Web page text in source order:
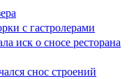
с гастролерами
иск о сносе ресторана
снос строений